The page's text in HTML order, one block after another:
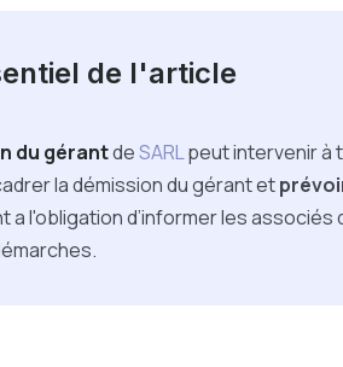
de l'article
du gérantdeSARLpeut intervenir à
la démission du gérant et
a l'obligation d’informer les